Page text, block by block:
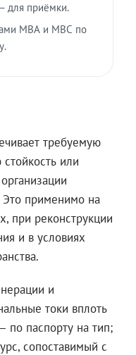
для приёмки.
МВА и МВС по
требуемую
или
Это применимо на
при реконструкции
и в условиях
и
токи вплоть
паспорту на тип;
сопоставимый с